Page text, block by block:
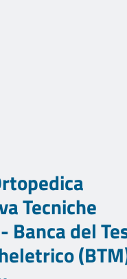
Tecniche
Banca del